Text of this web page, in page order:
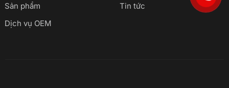
Sản phẩm
Dịch vụ OEM
Tin tức